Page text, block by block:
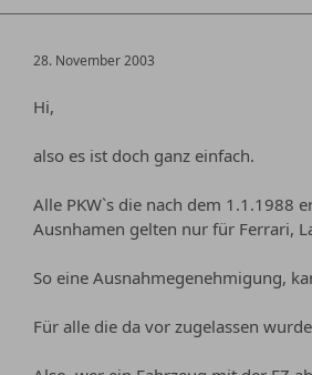
28. November 2003
Hi,
also es ist doch ganz einfach.
Alle PKW`s die nach dem 1.1.1988
Ausnhamen gelten nur für Ferrari,
So eine Ausnahmegenehmigung,
Für alle die da vor zugelassen